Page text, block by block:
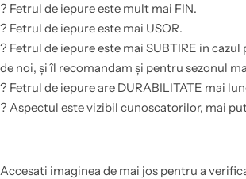
? Fetrul de iepure este mult mai FIN.
? Fetrul de iepure este mai USOR.
? Fetrul de iepure este mai SUBTIRE in
de noi, și îl recomandam și pentru sezonul
? Fetrul de iepure are DURABILITATE mai
? Aspectul este vizibil cunoscatorilor, mai
Accesati imaginea de mai jos pentru a